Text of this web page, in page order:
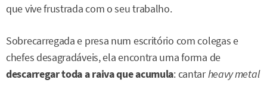
que vive frustrada com o seu trabalho.
Sobrecarregada e presa num escritório com colegas e
chefes desagradáveis, ela encontra uma forma de
descarregar toda a raiva que acumula: cantarheavy metal